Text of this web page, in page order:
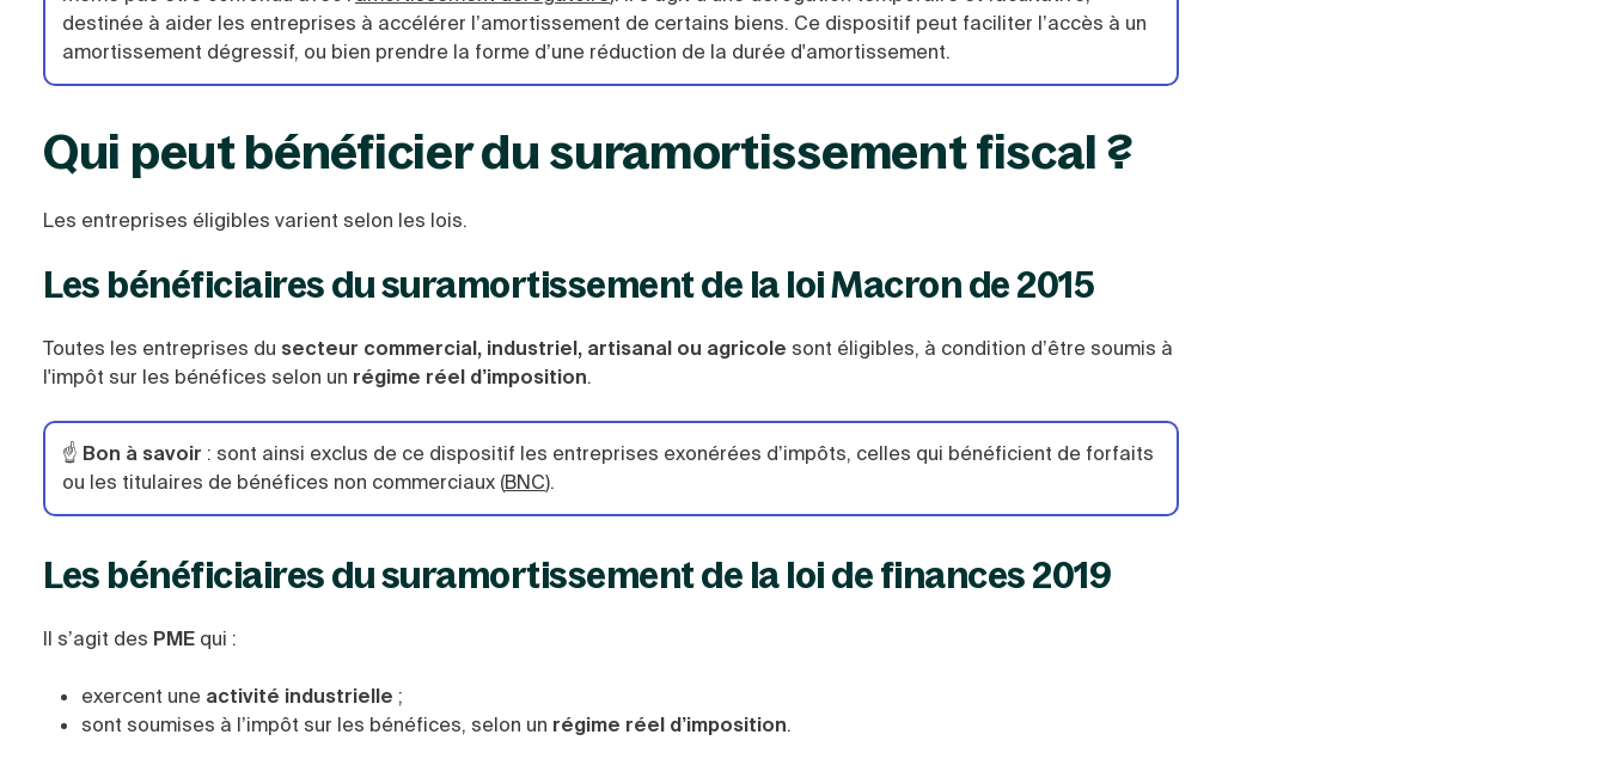
destinée à aider les entreprises à accélérer l’amortissement de certains biens. Ce dispositif peut faciliter l’accès à un
amortissement dégressif, ou bien prendre la forme d’une réduction de la durée d'amortissement.
Qui peut bénéficier du suramortissement fiscal ?
Les entreprises éligibles varient selon les lois.
Les bénéficiaires du suramortissement de la loi Macron de 2015
Toutes les entreprises du secteur commercial, industriel, artisanal ou agricole sont éligibles, à condition d’être soumis à
l'impôt sur les bénéfices selon un régime réel d’imposition.
☝️ Bon à savoir : sont ainsi exclus de ce dispositif les entreprises exonérées d’impôts, celles qui bénéficient de forfaits
ou les titulaires de bénéfices non commerciaux (BNC).
Les bénéficiaires du suramortissement de la loi de finances 2019
Il s’agit des PME qui :
exercent une activité industrielle ;
sont soumises à l’impôt sur les bénéfices, selon un régime réel d’imposition.